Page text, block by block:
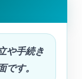
や手続き
す。